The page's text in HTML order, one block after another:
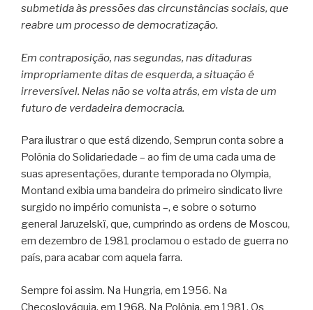
submetida às pressões das circunstâncias sociais, que
reabre um processo de democratização.
Em contraposição, nas segundas, nas ditaduras
impropriamente ditas de esquerda, a situação é
irreversível. Nelas não se volta atrás, em vista de um
futuro de verdadeira democracia.
Para ilustrar o que está dizendo, Semprun conta sobre a
Polônia do Solidariedade – ao fim de uma cada uma de
suas apresentações, durante temporada no Olympia,
Montand exibia uma bandeira do primeiro sindicato livre
surgido no império comunista –, e sobre o soturno
general Jaruzelskï, que, cumprindo as ordens de Moscou,
em dezembro de 1981 proclamou o estado de guerra no
país, para acabar com aquela farra.
Sempre foi assim. Na Hungria, em 1956. Na
Checoslováquia, em 1968. Na Polônia, em 1981. Os